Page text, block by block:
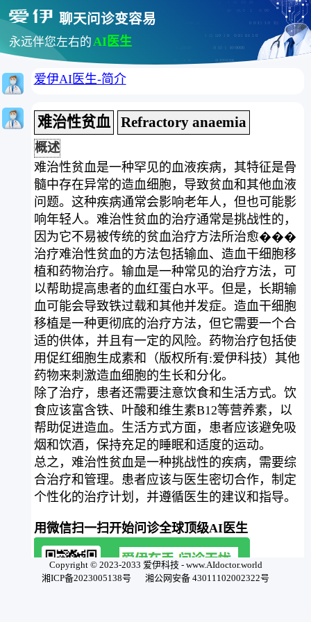
聊天问诊变容易
永远伴您左右的AI医生
爱伊AI医生-简介
难治性贫血 Refractory anaemia
概述
难治性贫血是一种罕见的血液疾病，其特征是骨
髓中存在异常的造血细胞，导致贫血和其他血液
问题。这种疾病通常会影响老年人，但也可能影
响年轻人。难治性贫血的治疗通常是挑战性的，
因为它不易被传统的贫血治疗方法所治愈���
治疗难治性贫血的方法包括输血、造血干细胞移
植和药物治疗。输血是一种常见的治疗方法，可
以帮助提高患者的血红蛋白水平。但是，长期输
血可能会导致铁过载和其他并发症。造血干细胞
移植是一种更彻底的治疗方法，但它需要一个合
适的供体，并且有一定的风险。药物治疗包括使
用促红细胞生成素和（版权所有:爱伊科技）其他
药物来刺激造血细胞的生长和分化。
除了治疗，患者还需要注意饮食和生活方式。饮
食应该富含铁、叶酸和维生素B12等营养素，以
帮助促进造血。生活方式方面，患者应该避免吸
烟和饮酒，保持充足的睡眠和适度的运动。
总之，难治性贫血是一种挑战性的疾病，需要综
合治疗和管理。患者应该与医生密切合作，制定
个性化的治疗计划，并遵循医生的建议和指导。
用微信扫一扫开始问诊全球顶级AI医生
Copyright © 2023-2033 爱伊科技 - www.AIdoctor.world
湘ICP备2023005138号
湘公网安备 43011102002322号